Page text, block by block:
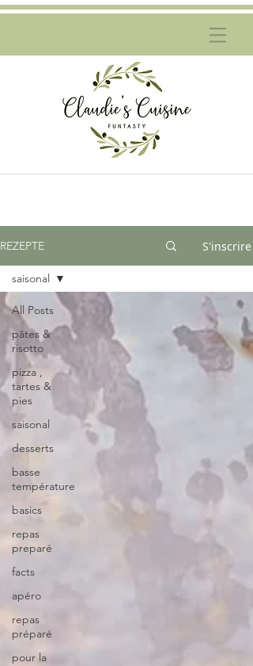
REZEPTE S'inscrire
All Posts
pâtes &
risotto
pizza ,
tartes &
pies
saisonal
desserts
basse
température
basics
repas
preparé
facts
apéro
repas
préparé
pour la
saisonal